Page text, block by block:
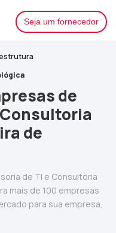
Seja um fornecedor
de
de
de TI e Consultoria
mais de 100 empresas
para sua empresa,